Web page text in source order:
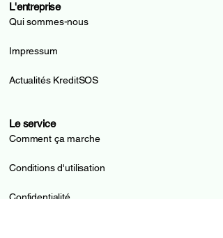
L'entreprise
Qui sommes-nous
Impressum
Actualités KreditSOS
Le service
Comment ça marche
Conditions d'utilisation
Confidentialité